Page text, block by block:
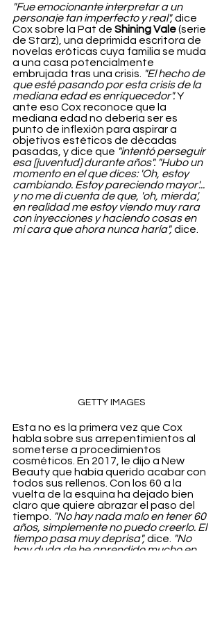
"Fue emocionante interpretar a un
personaje tan imperfecto y real", dice
Cox sobre la Pat de Shining Vale (serie
de Starz), una deprimida escritora de
novelas eróticas cuya familia se muda
a una casa potencialmente
embrujada tras una crisis.
"El hecho de
que esté pasando por esta crisis de la
mediana edad es enriquecedor". Y
ante eso Cox reconoce que la
mediana edad no debería ser es
punto de inflexión para aspirar a
objetivos estéticos de décadas
pasadas, y dice que "intentó perseguir
esa [juventud] durante años". "Hubo un
momento en el que dices: 'Oh, estoy
cambiando. Estoy pareciendo mayor'...
y no me di cuenta de que, 'oh, mierda',
en realidad me estoy viendo muy rara
con inyecciones y haciendo cosas en
mi cara que ahora nunca haría", dice.
GETTY IMAGES
Esta no es la primera vez que Cox
habla sobre sus arrepentimientos al
someterse a procedimientos
cosméticos. En 2017, le dijo a New
Beauty que había querido acabar con
todos sus rellenos. Con los 60 a la
vuelta de la esquina ha dejado bien
claro que quiere abrazar el paso del
tiempo.
"No hay nada malo en tener 60
años, simplemente no puedo creerlo. El
tiempo pasa muy deprisa", dice.
"No
hay duda de he aprendido mucho en